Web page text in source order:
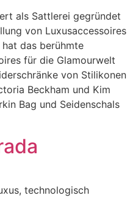
als Sattlerei gegründet
von Luxusaccessoires
das berühmte
für die Glamourwelt
von Stilikonen
Beckham und Kim
Bag und Seidenschals
technologisch